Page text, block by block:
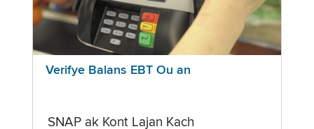
Verifye Balans EBT Ou an
SNAP ak Kont Lajan Kach